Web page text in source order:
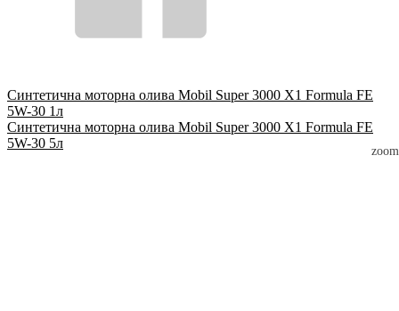
zoom
Синтетична моторна олива Mobil Super 3000 X1 Formula FE
5W-30 1л
Синтетична моторна олива Mobil Super 3000 X1 Formula FE
5W-30 5л